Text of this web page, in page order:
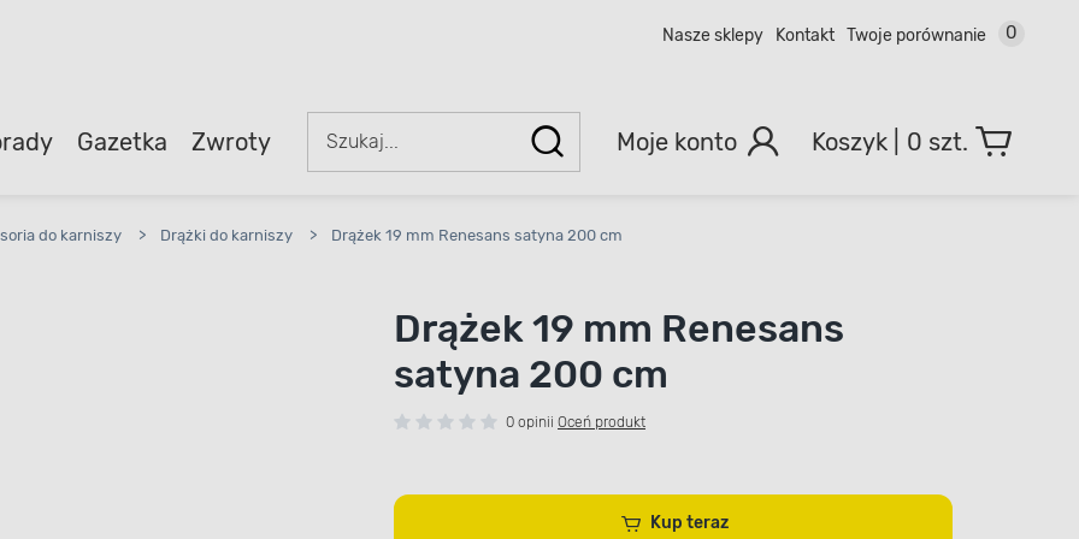
Nasze sklepy Kontakt Twoje porównanie 0
Gazetka Zwroty Moje konto 0 szt.
do karniszy > Drążki do karniszy > Drążek 19 mm Renesans satyna 200 cm
Drążek 19 mm Renesans
satyna 200 cm
0 opinii Oceń produkt
Kup teraz